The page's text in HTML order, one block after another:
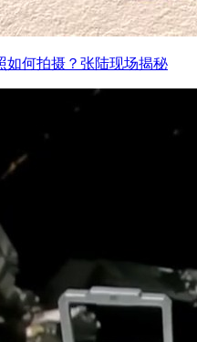
如何拍摄？张陆现场揭秘